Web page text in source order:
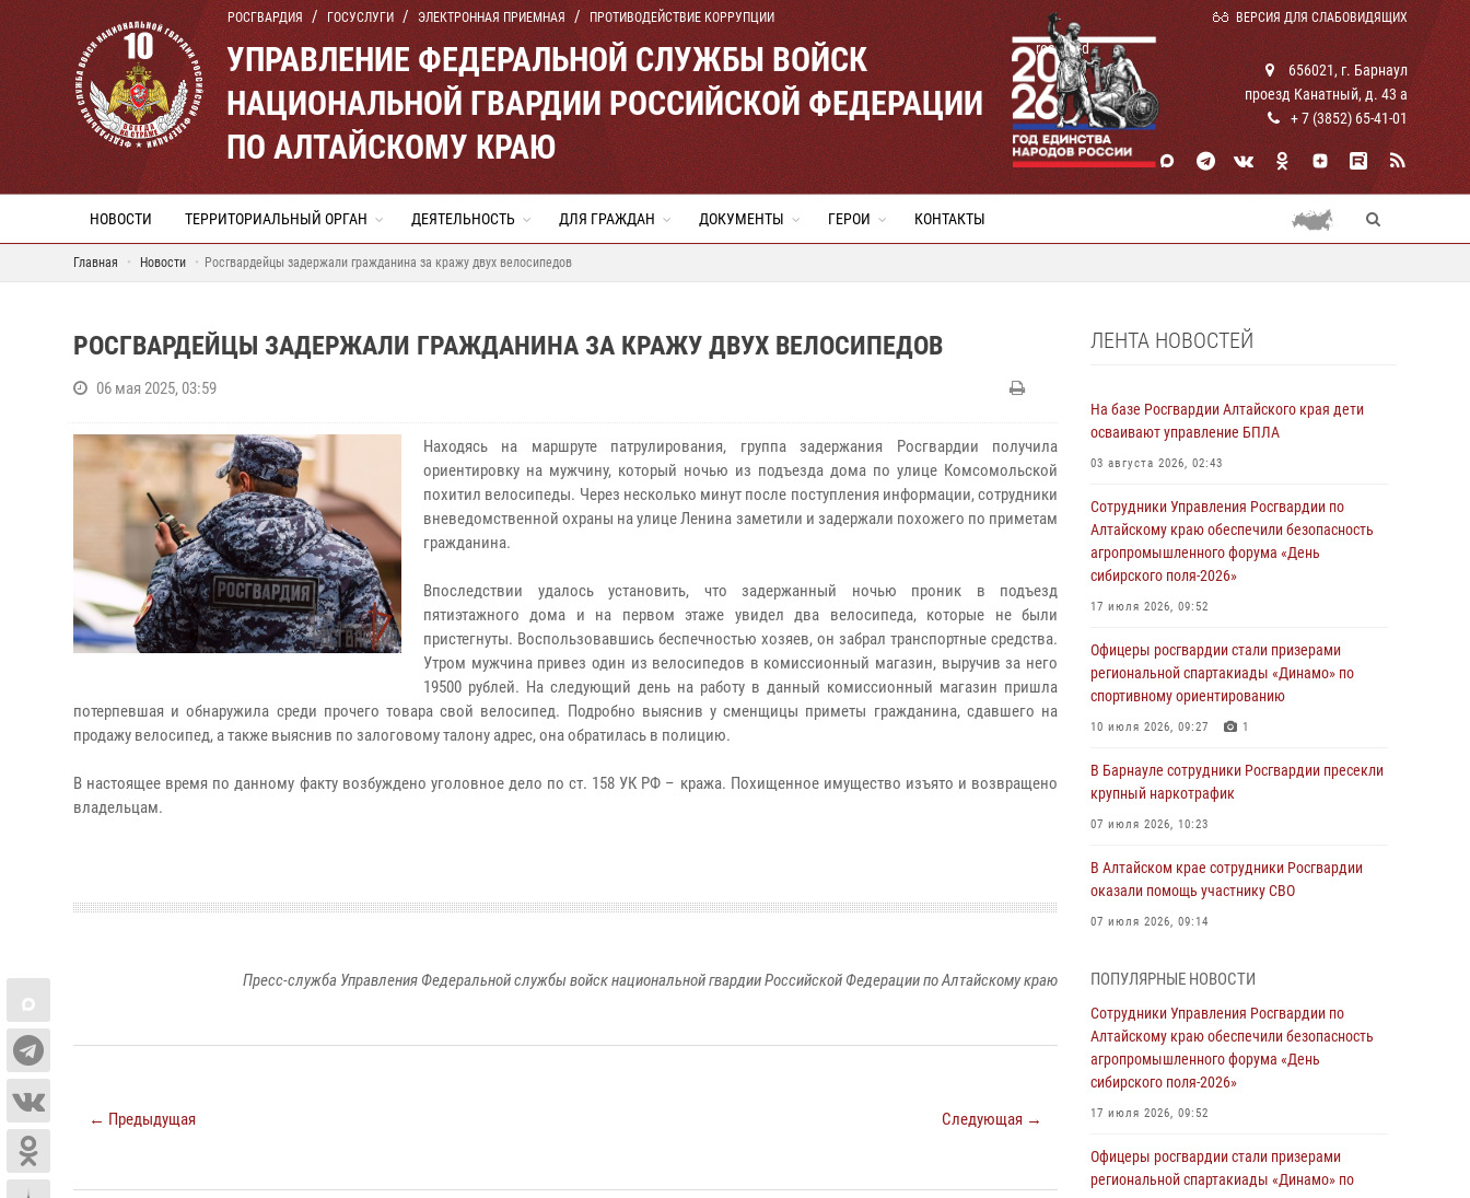
РОСГВАРДИЯ ГОСУСЛУГИ ЭЛЕКТРОННАЯ ПРИЕМНАЯ ПРОТИВОДЕЙСТВИЕ КОРРУПЦИИ ВЕРСИЯ ДЛЯ СЛАБОВИДЯЩИХ
УПРАВЛЕНИЕ ФЕДЕРАЛЬНОЙ СЛУЖБЫ ВОЙСК
НАЦИОНАЛЬНОЙ ГВАРДИИ РОССИЙСКОЙ ФЕДЕРАЦИИ
ПО АЛТАЙСКОМУ КРАЮ
rosguard
656021, г. Барнаул
проезд Канатный, д. 43 а
+ 7 (3852) 65-41-01
НОВОСТИ ТЕРРИТОРИАЛЬНЫЙ ОРГАН ДЕЯТЕЛЬНОСТЬ ДЛЯ ГРАЖДАН ДОКУМЕНТЫ ГЕРОИ КОНТАКТЫ
Главная Новости Росгвардейцы задержали гражданина за кражу двух велосипедов
РОСГВАРДЕЙЦЫ ЗАДЕРЖАЛИ ГРАЖДАНИНА ЗА КРАЖУ ДВУХ ВЕЛОСИПЕДОВ
06 мая 2025, 03:59
Находясь на маршруте патрулирования, группа задержания Росгвардии получила
ориентировку на мужчину, который ночью из подъезда дома по улице Комсомольской
похитил велосипеды. Через несколько минут после поступления информации, сотрудники
вневедомственной охраны на улице Ленина заметили и задержали похожего по приметам
гражданина.
Впоследствии удалось установить, что задержанный ночью проник в подъезд
пятиэтажного дома и на первом этаже увидел два велосипеда, которые не были
пристегнуты. Воспользовавшись беспечностью хозяев, он забрал транспортные средства.
Утром мужчина привез один из велосипедов в комиссионный магазин, выручив за него
19500 рублей. На следующий день на работу в данный комиссионный магазин пришла
потерпевшая и обнаружила среди прочего товара свой велосипед. Подробно выяснив у сменщицы приметы гражданина, сдавшего на
продажу велосипед, а также выяснив по залоговому талону адрес, она обратилась в полицию.
В настоящее время по данному факту возбуждено уголовное дело по ст. 158 УК РФ – кража. Похищенное имущество изъято и возвращено
владельцам.
Пресс-служба Управления Федеральной службы войск национальной гвардии Российской Федерации по Алтайскому краю
← Предыдущая Следующая →
ЛЕНТА НОВОСТЕЙ
На базе Росгвардии Алтайского края дети
осваивают управление БПЛА
03 августа 2026, 02:43
Сотрудники Управления Росгвардии по
Алтайскому краю обеспечили безопасность
агропромышленного форума «День
сибирского поля-2026»
17 июля 2026, 09:52
Офицеры росгвардии стали призерами
региональной спартакиады «Динамо» по
спортивному ориентированию
10 июля 2026, 09:27 1
В Барнауле сотрудники Росгвардии пресекли
крупный наркотрафик
07 июля 2026, 10:23
В Алтайском крае сотрудники Росгвардии
оказали помощь участнику СВО
07 июля 2026, 09:14
бойцы ОМОН «Алтай» провели военно-
патриотическое мероприятие для детей в
лагере «Звёздный»
05 июля 2026, 11:13
Росгвардия Алтайского края приняла участие
храбрости»
04 июля 2026, 11:09
ПОПУЛЯРНЫЕ НОВОСТИ
Сотрудники Управления Росгвардии по
Алтайскому краю обеспечили безопасность
агропромышленного форума «День
сибирского поля-2026»
17 июля 2026, 09:52
Офицеры росгвардии стали призерами
региональной спартакиады «Динамо» по